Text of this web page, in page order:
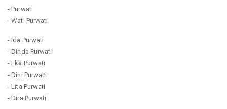
- Purwati
- Wati Purwati
- Ida Purwati
- Dinda Purwati
- Eka Purwati
- Dini Purwati
- Lita Purwati
- Dira Purwati